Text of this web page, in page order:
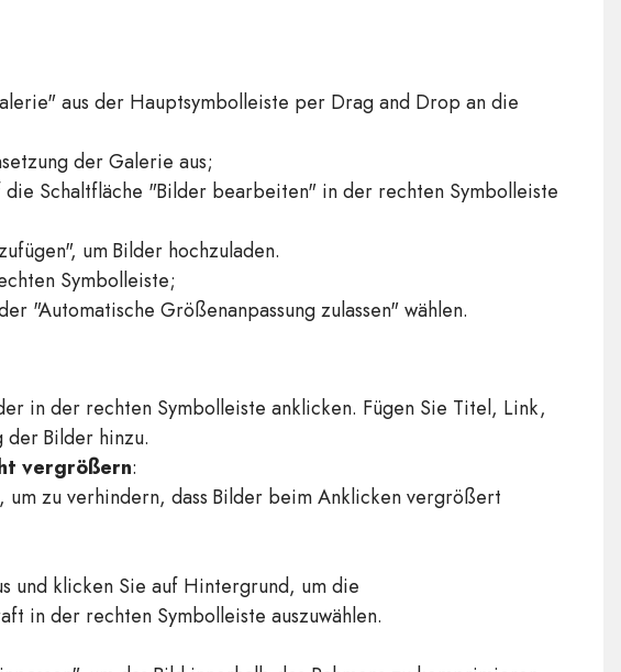
aus der Hauptsymbolleiste per Drag and Drop an die
der Galerie aus;
die Schaltfläche "Bilder bearbeiten" in der rechten Symbolleiste
um Bilder hochzuladen.
Symbolleiste;
"Automatische Größenanpassung zulassen" wählen.
in der rechten Symbolleiste anklicken. Fügen Sie Titel, Link,
der Bilder hinzu.
vergrößern:
um zu verhindern, dass Bilder beim Anklicken vergrößert
und klicken Sie auf Hintergrund, um die
in der rechten Symbolleiste auszuwählen.